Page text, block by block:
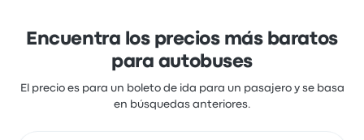
Encuentra los precios más baratos
para autobuses
El precio es para un boleto de ida para un pasajero y se basa
en búsquedas anteriores.